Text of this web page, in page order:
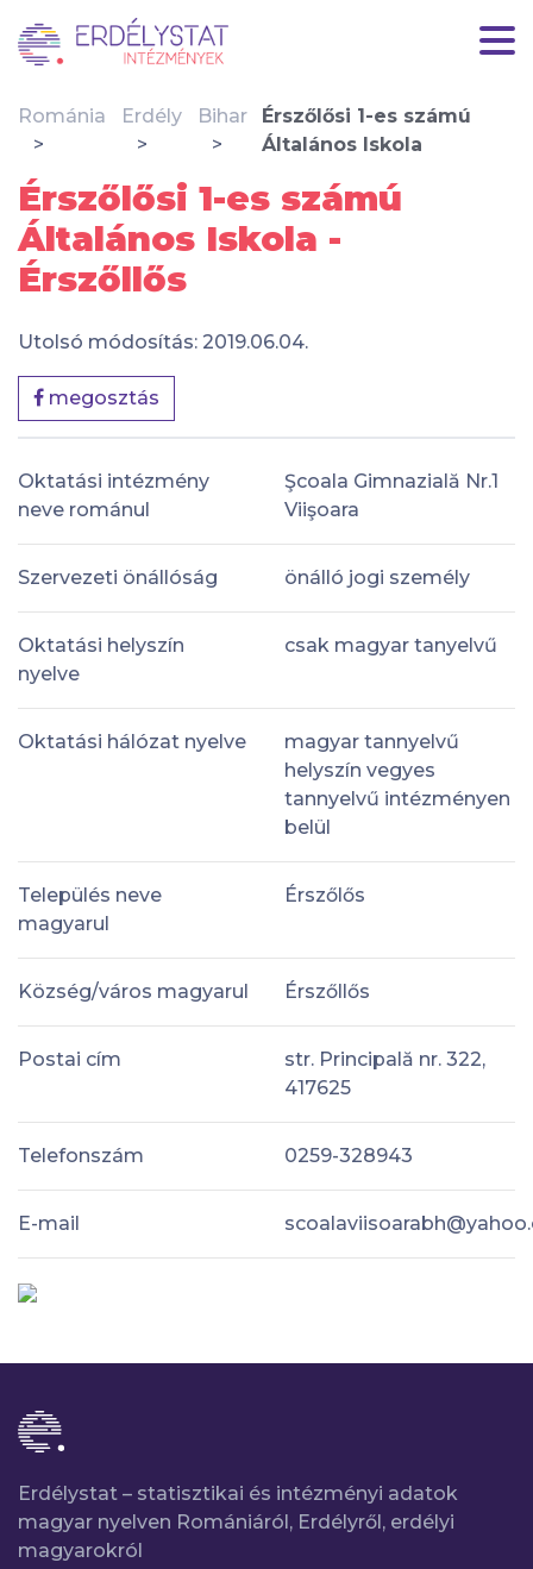
Románia Erdély Bihar
Érszőlősi 1-es számú
Általános Iskola
Érszőlősi 1-es számú
Általános Iskola -
Érszőllős
Utolsó módosítás: 2019.06.04.
megosztás
Oktatási intézmény
neve románul
Şcoala Gimnazială Nr.1
Viişoara
Szervezeti önállóság önálló jogi személy
Oktatási helyszín
nyelve
csak magyar tanyelvű
Oktatási hálózat nyelve
magyar tannyelvű
helyszín vegyes
tannyelvű intézményen
belül
Település neve
magyarul
Érszőlős
Község/város magyarul Érszőllős
Postai cím
str. Principală nr. 322,
417625
Telefonszám 0259-328943
E-mail
Erdélystat – statisztikai és intézményi adatok
magyar nyelven Romániáról, Erdélyről, erdélyi
magyarokról